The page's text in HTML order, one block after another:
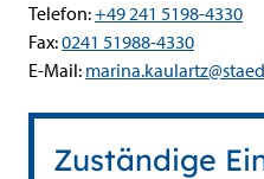
Telefon:+49 241 5198-4330
Fax:0241 51988-4330
E-Mail:
Zuständige